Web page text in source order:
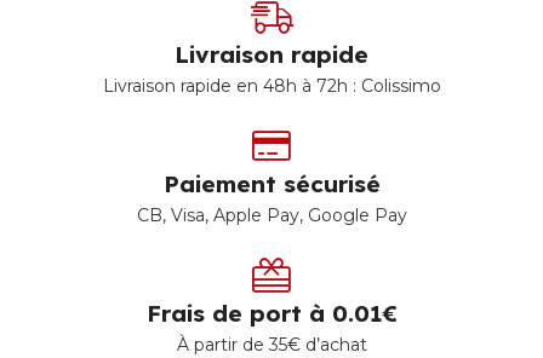
Livraison rapide
Livraison rapide en 48h à 72h : Colissimo
Paiement sécurisé
CB, Visa, Apple Pay, Google Pay
Frais de port à 0.01€
À partir de 35€ d’achat